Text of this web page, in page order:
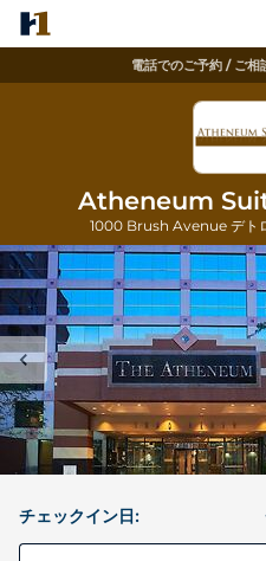
電話でのご予約 / ご相
Atheneum
1000 Brush Avenue デト
チェックイン日: